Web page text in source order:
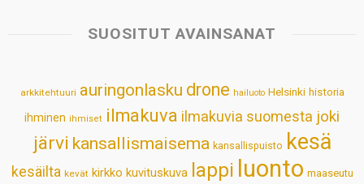
s
p
b
k
e
n
e
s
t
l
SUOSITUT AVAINSANAT
arkkitehtuuri auringonlasku drone hailuoto Helsinki historia
ihminen ihmiset ilmakuva ilmakuvia suomesta joki
järvi kansallismaisema kansallispuisto kesä
kesäilta kevät kirkko kuvituskuva lappi luonto maaseutu